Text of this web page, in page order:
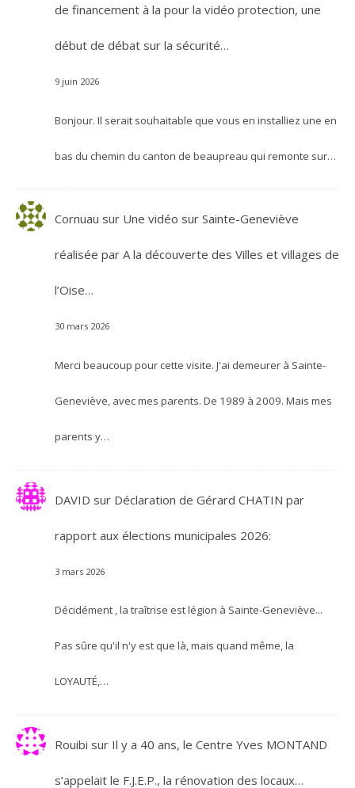
de financement à la pour la vidéo protection, une
début de débat sur la sécurité…
9 juin 2026
Bonjour. Il serait souhaitable que vous en installiez une en
bas du chemin du canton de beaupreau qui remonte sur…
Cornuau sur Une vidéo sur Sainte-Geneviève
réalisée par A la découverte des Villes et villages de
l’Oise…
30 mars 2026
Merci beaucoup pour cette visite. J'ai demeurer à Sainte-
Geneviève, avec mes parents. De 1989 à 2009. Mais mes
parents y…
DAVID sur Déclaration de Gérard CHATIN par
rapport aux élections municipales 2026:
3 mars 2026
Décidément , la traîtrise est légion à Sainte-Geneviève...
Pas sûre qu'il n'y est que là, mais quand même, la
LOYAUTÉ,…
Rouibi sur Il y a 40 ans, le Centre Yves MONTAND
s’appelait le F.J.E.P., la rénovation des locaux…